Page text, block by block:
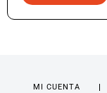
MI CUENTA